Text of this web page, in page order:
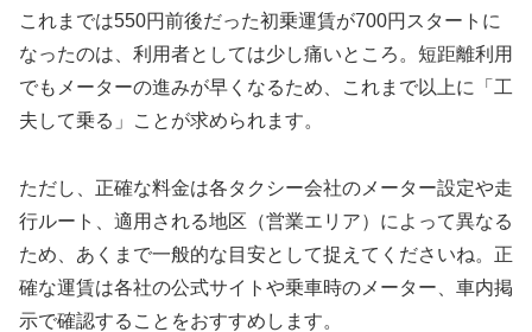
これまでは550円前後だった初乗運賃が700円スタート に
なったのは、利用者としては少し痛いところ。短距離利用
でもメーターの進みが早くなるため、これまで以上に「工
夫して乗る」ことが求められます。
ただし、正確な料金は各タクシー会社のメーター設定や走
行ルート、適用される地区（営業エリア）によって異なる
ため、あくまで一般的な目安として捉えてくださいね。正
確な運賃は各社の公式サイトや乗車時のメーター、車内掲
示で確認することをおすすめします。